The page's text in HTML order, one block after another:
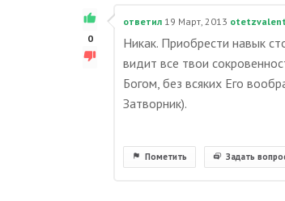
0
ответил 19 Март, 2013
Никак. Приобрести навык
видит все твои
Богом, без всяких Его
Затворник).
Пометить Задать